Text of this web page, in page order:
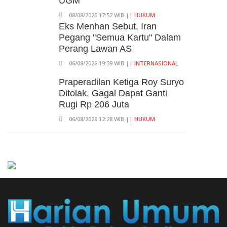
08/08/2026 17:52 WIB || HUKUM
Eks Menhan Sebut, Iran
Pegang "Semua Kartu" Dalam
Perang Lawan AS
06/08/2026 19:39 WIB || INTERNASIONAL
Praperadilan Ketiga Roy Suryo
Ditolak, Gagal Dapat Ganti
Rugi Rp 206 Juta
06/08/2026 12:28 WIB || HUKUM
Simposium Nasional Nusantara
Centre Hasilkan Maklumat